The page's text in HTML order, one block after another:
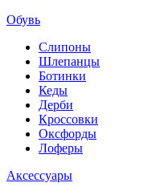
Обувь
Слипоны
Шлепанцы
Ботинки
Кеды
Дерби
Кроссовки
Оксфорды
Лоферы
Аксессуары